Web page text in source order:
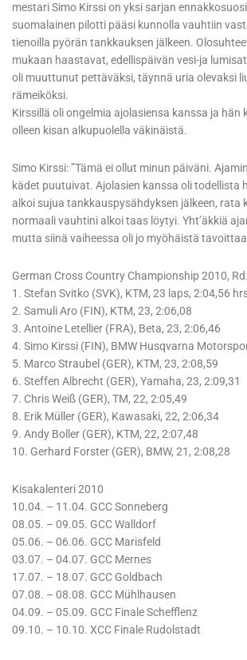
mestari Simo Kirssi on yksi sarjan
suomalainen pilotti pääsi kunnolla vauhtiin
tienoilla pyörän tankkauksen jälkeen.
mukaan haastavat, edellispäivän vesi-ja
oli muuttunut pettäväksi, täynnä uria olevaksi
rämeiköksi.
Kirssillä oli ongelmia ajolasiensa kanssa ja hän
olleen kisan alkupuolella väkinäistä.
Simo Kirssi: ”Tämä ei ollut minun päiväni.
kädet puutuivat. Ajolasien kanssa oli todellista
alkoi sujua tankkauspysähdyksen jälkeen, rata
normaali vauhtini alkoi taas löytyi. Yht’äkkiä
mutta siinä vaiheessa oli jo myöhäistä tavoittaa
German Cross Country Championship 2010,
1. Stefan Svitko (SVK), KTM, 23 laps, 2:04,56
2. Samuli Aro (FIN), KTM, 23, 2:06,08
3. Antoine Letellier (FRA), Beta, 23, 2:06,46
4. Simo Kirssi (FIN), BMW Husqvarna
5. Marco Straubel (GER), KTM, 23, 2:08,59
6. Steffen Albrecht (GER), Yamaha, 23, 2:09,31
7. Chris Weiß (GER), TM, 22, 2:05,49
8. Erik Müller (GER), Kawasaki, 22, 2:06,34
9. Andy Boller (GER), KTM, 22, 2:07,48
10. Gerhard Forster (GER), BMW, 21, 2:08,28
Kisakalenteri 2010
10.04. – 11.04. GCC Sonneberg
08.05. – 09.05. GCC Walldorf
05.06. – 06.06. GCC Marisfeld
03.07. – 04.07. GCC Mernes
17.07. – 18.07. GCC Goldbach
07.08. – 08.08. GCC Mühlhausen
04.09. – 05.09. GCC Finale Schefflenz
09.10. – 10.10. XCC Finale Rudolstadt